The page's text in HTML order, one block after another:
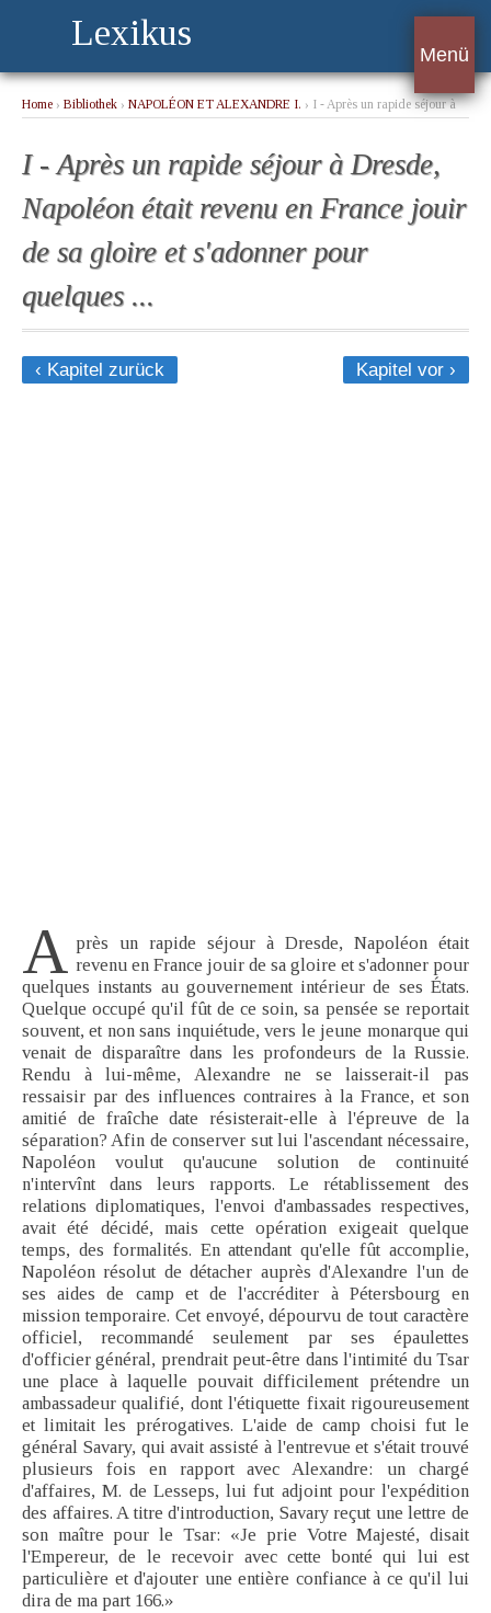
Lexikus
Menü
Home › Bibliothek › NAPOLÉON ET ALEXANDRE I. › I - Après un rapide séjour à
I - Après un rapide séjour à Dresde,
Napoléon était revenu en France jouir
de sa gloire et s'adonner pour
quelques ...
‹ Kapitel zurück Kapitel vor ›
A près un rapide séjour à Dresde, Napoléon était
revenu en France jouir de sa gloire et s'adonner pour
quelques instants au gouvernement intérieur de ses États.
Quelque occupé qu'il fût de ce soin, sa pensée se reportait
souvent, et non sans inquiétude, vers le jeune monarque qui
venait de disparaître dans les profondeurs de la Russie.
Rendu à lui-même, Alexandre ne se laisserait-il pas
ressaisir par des influences contraires à la France, et son
amitié de fraîche date résisterait-elle à l'épreuve de la
séparation? Afin de conserver sut lui l'ascendant nécessaire,
Napoléon voulut qu'aucune solution de continuité
n'intervînt dans leurs rapports. Le rétablissement des
relations diplomatiques, l'envoi d'ambassades respectives,
avait été décidé, mais cette opération exigeait quelque
temps, des formalités. En attendant qu'elle fût accomplie,
Napoléon résolut de détacher auprès d'Alexandre l'un de
ses aides de camp et de l'accréditer à Pétersbourg en
mission temporaire. Cet envoyé, dépourvu de tout caractère
officiel, recommandé seulement par ses épaulettes
d'officier général, prendrait peut-être dans l'intimité du Tsar
une place à laquelle pouvait difficilement prétendre un
ambassadeur qualifié, dont l'étiquette fixait rigoureusement
et limitait les prérogatives. L'aide de camp choisi fut le
général Savary, qui avait assisté à l'entrevue et s'était trouvé
plusieurs fois en rapport avec Alexandre: un chargé
d'affaires, M. de Lesseps, lui fut adjoint pour l'expédition
des affaires. A titre d'introduction, Savary reçut une lettre de
son maître pour le Tsar: «Je prie Votre Majesté, disait
l'Empereur, de le recevoir avec cette bonté qui lui est
particulière et d'ajouter une entière confiance à ce qu'il lui
dira de ma part 166.»